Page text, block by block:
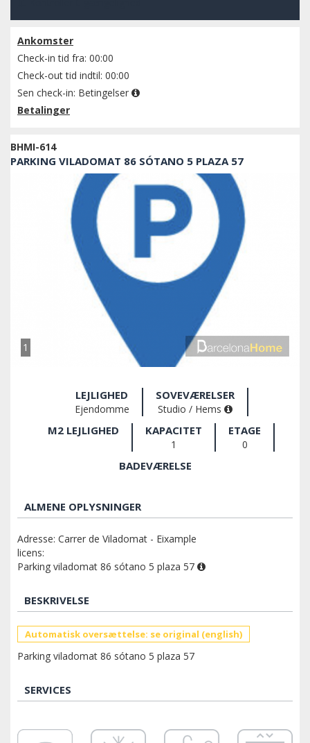
Ankomster
Check-in tid fra: 00:00
Check-out tid indtil: 00:00
Sen check-in: Betingelser
Betalinger
BHMI-614
PARKING VILADOMAT 86 SÓTANO 5 PLAZA 57
1
LEJLIGHED
Ejendomme
SOVEVÆRELSER
Studio / Hems
M2 LEJLIGHED KAPACITET
1
ETAGE
0
BADEVÆRELSE
ALMENE OPLYSNINGER
Adresse: Carrer de Viladomat - Eixample
licens:
Parking viladomat 86 sótano 5 plaza 57
BESKRIVELSE
Automatisk oversættelse: se original (english)
Parking viladomat 86 sótano 5 plaza 57
SERVICES